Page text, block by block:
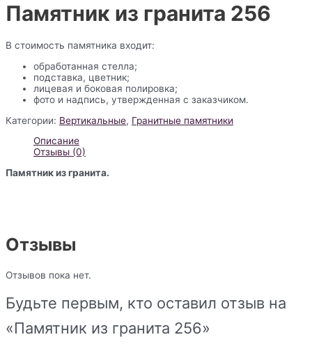
Памятник из гранита 256
В стоимость памятника входит:
обработанная стелла;
подставка, цветник;
лицевая и боковая полировка;
фото и надпись, утвержденная с заказчиком.
Категории: Вертикальные, Гранитные памятники
Описание
Отзывы (0)
Памятник из гранита.
Отзывы
Отзывов пока нет.
Будьте первым, кто оставил отзыв на
«Памятник из гранита 256»